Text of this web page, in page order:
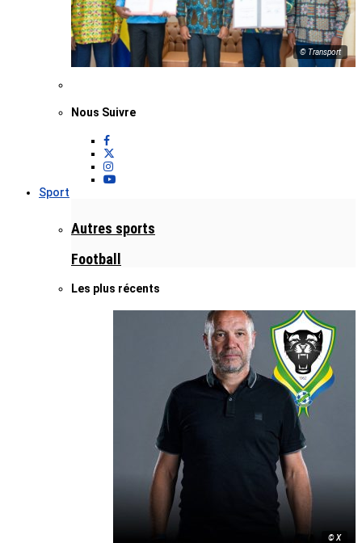
© Transport
Nous Suivre
Sport
Autres sports
Football
Les plus récents
© X